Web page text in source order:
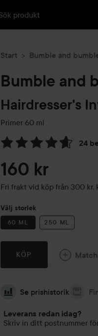
Start Bumble and
Bumble and
Hairdresser's
Primer 60 ml
24
Hoppa till Betyg &
160 kr
Fri frakt vid köp från 300 kr,
Välj storlek
60 ML 250 ML
KÖP
Se prishistorik
Leverans redan idag?
Skriv in ditt postnummer